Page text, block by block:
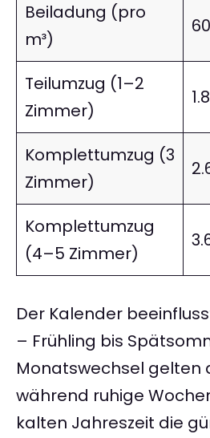
Beiladung (pro
m³)
Teilumzug (1–2
Zimmer)
Komplettumzug (3
Zimmer)
Komplettumzug
(4–5 Zimmer)
Der Kalender
– Frühling bis
Monatswechsel gelten
während ruhige
kalten Jahreszeit die